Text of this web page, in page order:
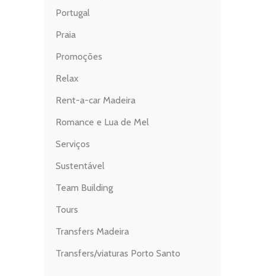
Portugal
Praia
Promoções
Relax
Rent-a-car Madeira
Romance e Lua de Mel
Serviços
Sustentável
Team Building
Tours
Transfers Madeira
Transfers/viaturas Porto Santo